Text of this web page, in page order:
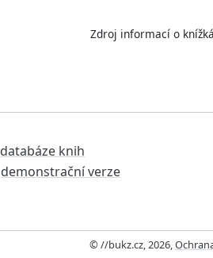
Zdroj informací o
databáze knih
demonstrační verze
© //bukz.cz, 2026,